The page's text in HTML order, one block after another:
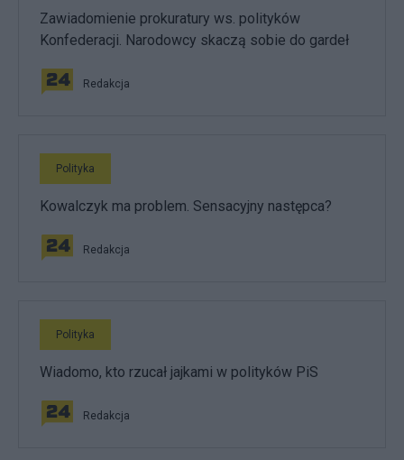
Zawiadomienie prokuratury ws. polityków
Konfederacji. Narodowcy skaczą sobie do gardeł
Redakcja
Polityka
Kowalczyk ma problem. Sensacyjny następca?
Redakcja
Polityka
Wiadomo, kto rzucał jajkami w polityków PiS
Redakcja